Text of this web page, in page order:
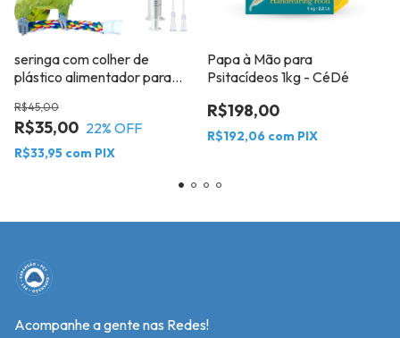
seringa com colher de
plástico alimentador para
R$35,00
R$45,00
22% OFF
R$33,95 com PIX
Papa à Mão para
Psitacídeos 1kg - CéDé
R$198,00
R$192,06 com PIX
Acompanhe a gente nas Redes!